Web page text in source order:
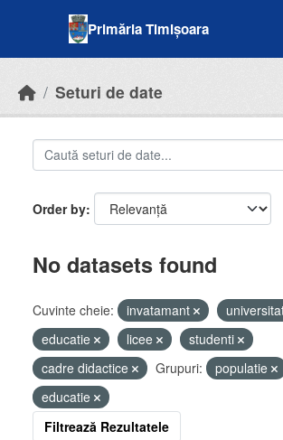
Primăria Timișoara
Seturi de date
Order by
No datasets found
Cuvinte cheie: invatamant
educatie
licee
studenti
cadre didactice
Grupuri:
populatie
educatie
Filtrează Rezultatele